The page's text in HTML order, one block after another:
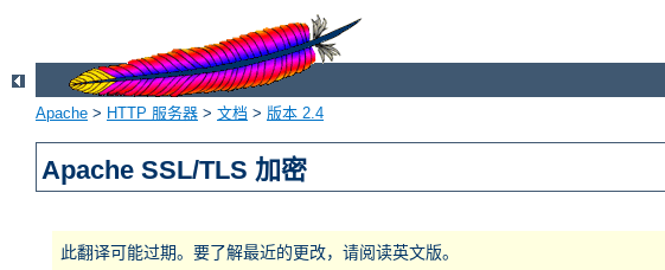
Apache > HTTP 服务器 > 文档 > 版本 2.4
Apache SSL/TLS 加密
此翻译可能过期。要了解最近的更改，请阅读英文版。